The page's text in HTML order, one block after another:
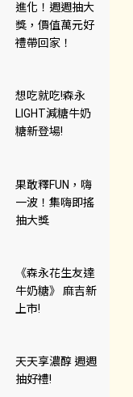
進化！週週抽大
獎，價值萬元好
禮帶回家！
想吃就吃!森永
LIGHT減糖牛奶
糖新登場!
果敢釋FUN，嗨
一波！集嗨即搖
抽大獎
《森永花生友達
牛奶糖》 麻吉新
上市!
天天享濃醇 週週
抽好禮!